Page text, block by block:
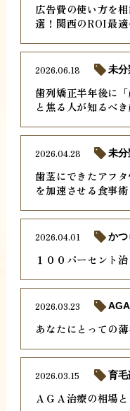
広告費の使い方を
選！関西のROI最
歯列矯正半年後に
と焦る人が知るべ
2026.06.18 未分
歯茎にできたアフ
を加速させる食事術
2026.04.28 未分
１００パーセント
2026.04.01 かつ
あなたにとっての
2026.03.23 AGA
ＡＧＡ治療の相場
2026.03.15 育毛